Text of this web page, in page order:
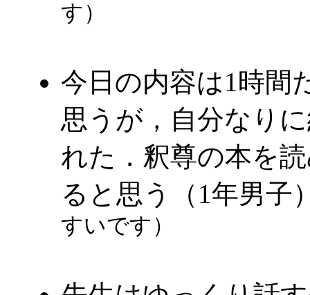
す）
今日の内容は1時間
思うが，自分なり
れた．釈尊の本を
ると思う（1年男子
すいです）